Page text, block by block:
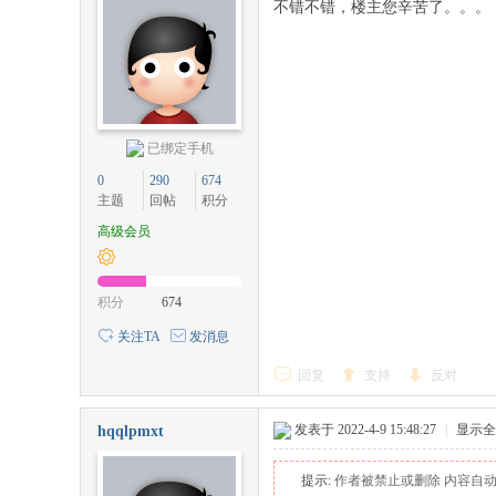
已绑定手机
0
主题
290
回帖
674
积分
高级会员
积分 674
关注TA 发消息
不错不错，楼主您辛苦了。。。
回复 支持 反对
hqqlpmxt 发表于 2022-4-9 15:48:27 显示
提示: 作者被禁止或删除 内容自